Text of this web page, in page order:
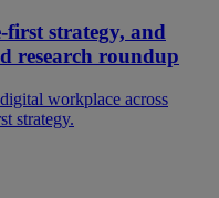
first strategy, and
research roundup
workplace across
strategy.